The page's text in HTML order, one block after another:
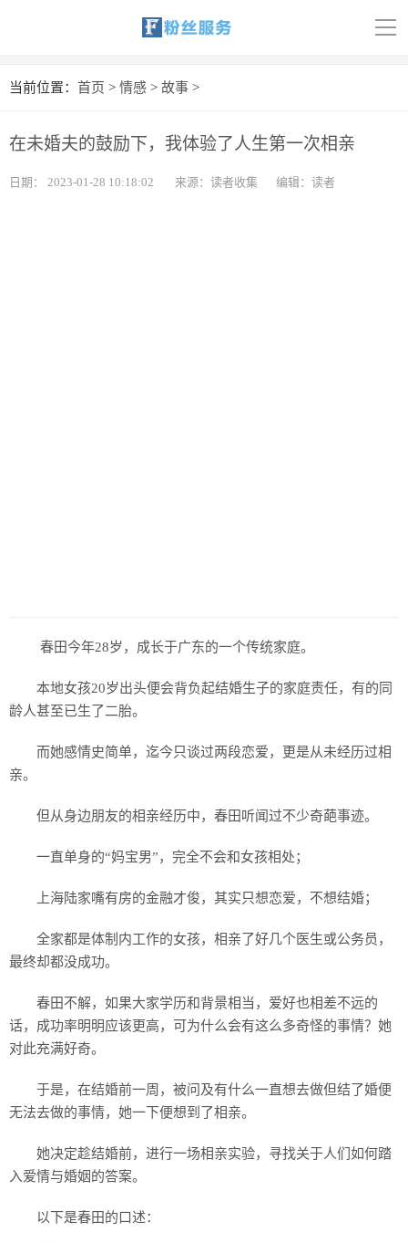
导
首页
当前位置： 首页 > 情感 > 故事 >
在未婚夫的鼓励下，我体验了人生第一次相亲
日期： 2023-01-28 10:18:02 来源：读者收集 编辑：读者
春田今年28岁，成长于广东的一个传统家庭。
本地女孩20岁出头便会背负起结婚生子的家庭责任，有的同
龄人甚至已生了二胎。
而她感情史简单，迄今只谈过两段恋爱，更是从未经历过相
亲。
但从身边朋友的相亲经历中，春田听闻过不少奇葩事迹。
一直单身的“妈宝男”，完全不会和女孩相处；
上海陆家嘴有房的金融才俊，其实只想恋爱，不想结婚；
全家都是体制内工作的女孩，相亲了好几个医生或公务员，
最终却都没成功。
春田不解，如果大家学历和背景相当，爱好也相差不远的
话，成功率明明应该更高，可为什么会有这么多奇怪的事情？她
对此充满好奇。
于是，在结婚前一周，被问及有什么一直想去做但结了婚便
无法去做的事情，她一下便想到了相亲。
她决定趁结婚前，进行一场相亲实验，寻找关于人们如何踏
入爱情与婚姻的答案。
以下是春田的口述：